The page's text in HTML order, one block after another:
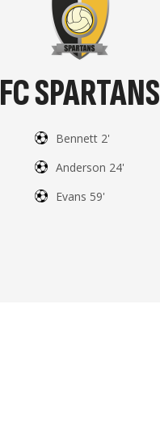
FC SPARTANS
Bennett 2'
Anderson 24'
Evans 59'